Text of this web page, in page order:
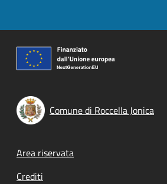
Comune di Roccella Jonica
Footer menu
Area riservata
Crediti